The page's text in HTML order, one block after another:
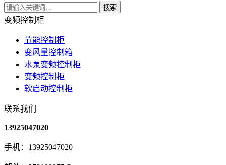
搜索
变频控制柜
节能控制柜
变风量控制箱
水泵变频控制柜
变频控制柜
软启动控制柜
联系我们
13925047020
手机：13925047020